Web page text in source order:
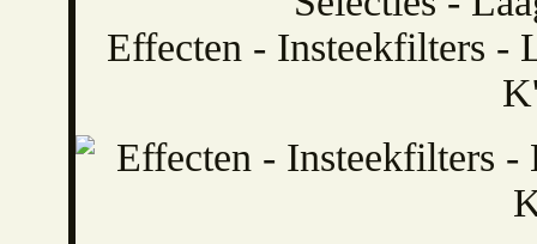
Effecten - Insteekfilters -